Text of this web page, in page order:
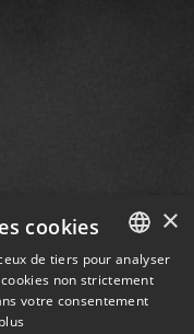
SPANISH
×
cookies
de tiers pour analyser
non strictement
votre consentement